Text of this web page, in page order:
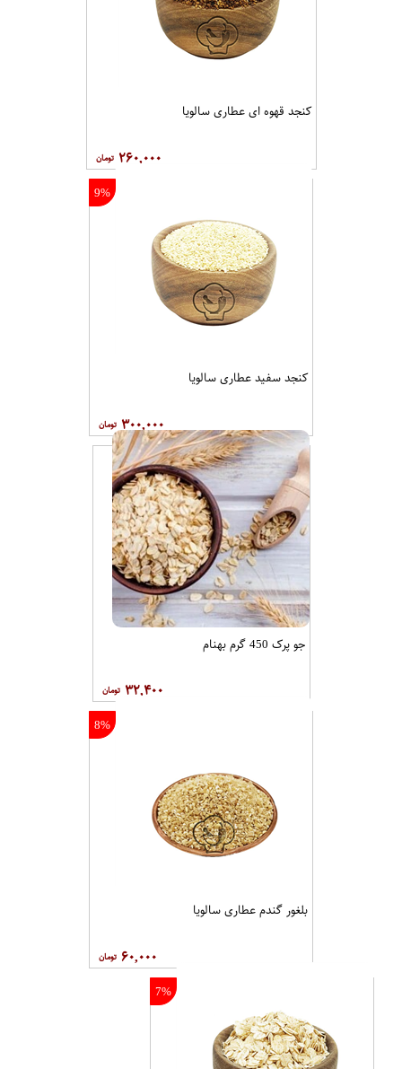
کنجد قهوه ای عطاری سالویا
۲۶۰,۰۰۰
9%
کنجد سفید عطاری سالویا
۳۰۰,۰۰۰
جو پرک 450 گرم بهنام
۳۲,۴۰۰
8%
بلغور گندم عطاری سالویا
۶۰,۰۰۰
7%